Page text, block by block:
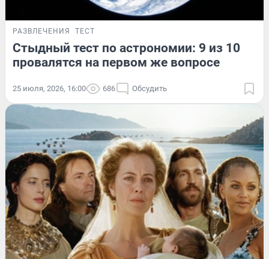
РАЗВЛЕЧЕНИЯ ТЕСТ
Стыдный тест по астрономии: 9 из 10
провалятся на первом же вопросе
25 июля, 2026, 16:00 686 Обсудить